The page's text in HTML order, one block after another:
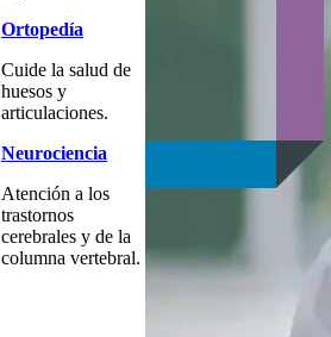
Ortopedía
Cuide la salud de
huesos y
articulaciones.
Neurociencia
Atención a los
trastornos
cerebrales y de la
columna vertebral.